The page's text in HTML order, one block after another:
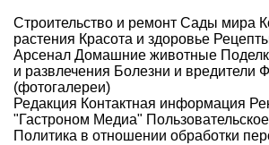
Строительство и ремонт Сады мира
растения Красота и здоровье
Арсенал Домашние животные
и развлечения Болезни и вредители
(фотогалереи)
Редакция Контактная информация
"Гастроном Медиа"
Политика в отношении обработки